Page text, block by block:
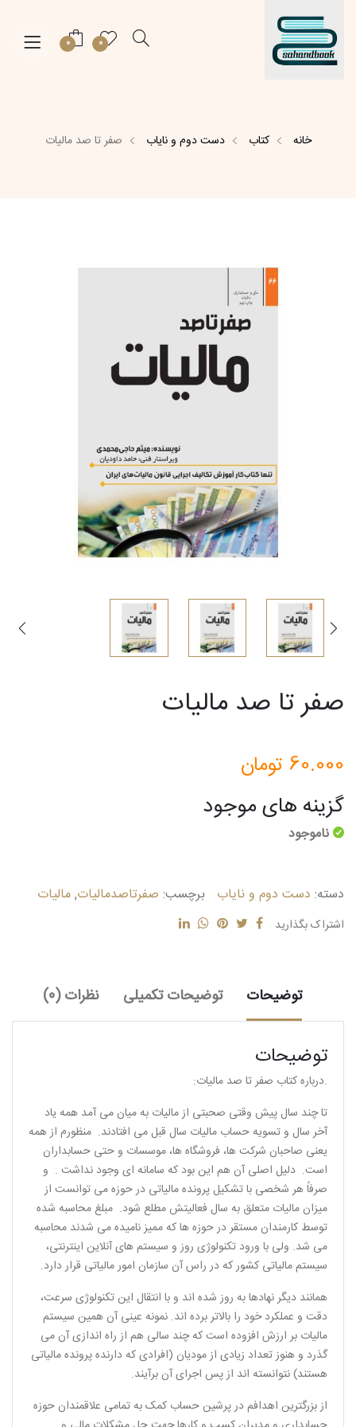
0
0
خانه کتاب دست دوم و نایاب صفر تا صد مالیات
صفر تا صد مالیات
60.000 تومان
گزینه های موجود
ناموجود
دسته: دست دوم و نایاب برچسب: صفرتاصدمالیات,مالیات
اشتراک بگذارید
توضیحات توضیحات تکمیلی نظرات (0)
توضیحات
.درباره کتاب صفر تا صد مالیات:
تا چند سال پیش وقتی صحبتی از مالیات به میان می آمد همه یاد
آخر سال و تسویه حساب مالیات سال قبل می افتادند. منظورم از همه
یعنی صاحبان شرکت ها، فروشگاه ها، موسسات و حتی حسابداران
است. دلیل اصلی آن هم این بود که سامانه ای وجود نداشت . و
صرفاً هر شخصی با تشکیل پرونده مالیاتی در حوزه می توانست از
میزان مالیات متعلق به سال فعالیتش مطلع شود. مبلغ محاسبه شده
توسط کارمندان مستقر در حوزه ها که ممیز نامیده می شدند محاسبه
می شد. ولی با ورود تکنولوژی روز و سیستم های آنلاین اینترنتی،
سیستم مالیاتی کشور که در راس آن سازمان امور مالیاتی قرار دارد.
همانند دیگر نهادها به روز شده اند و با انتقال این تکنولوژی سرعت،
دقت و عملکرد خود را بالاتر برده اند. نمونه عینی آن همین سیستم
مالیات بر ارزش افزوده است که چند سالی هم از راه اندازی آن می
گذرد و هنوز تعداد زیادی از مودیان (افرادی که دارنده پرونده مالیاتی
هستند) نتوانسته اند از پس اجرای آن برآیند.
از بزرگترین اهدافم در پرشین حساب کمک به تمامی علاقمندان حوزه